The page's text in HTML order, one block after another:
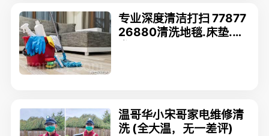
专业深度清洁打扫 77877
26880清洗地毯.床垫.沙
温哥华小宋哥家电维修清
洗 (全大温，无一差评)